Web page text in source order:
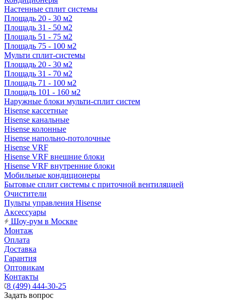
Настенные сплит системы
Площадь 20 - 30 м2
Площадь 31 - 50 м2
Площадь 51 - 75 м2
Площадь 75 - 100 м2
Мульти сплит-системы
Площадь 20 - 30 м2
Площадь 31 - 70 м2
Площадь 71 - 100 м2
Площадь 101 - 160 м2
Наружные блоки мульти-сплит систем
Hisense кассетные
Hisense канальные
Hisense колонные
Hisense напольно-потолочные
Hisense VRF
Hisense VRF внешние блоки
Hisense VRF внутренние блоки
Мобильные кондиционеры
Бытовые сплит системы с приточной вентиляцией
Очистители
Пульты управления Hisense
Аксессуары
Шоу-рум в Москве
Монтаж
Оплата
Доставка
Гарантия
Оптовикам
Контакты
8 (499) 444-30-25
Задать вопрос